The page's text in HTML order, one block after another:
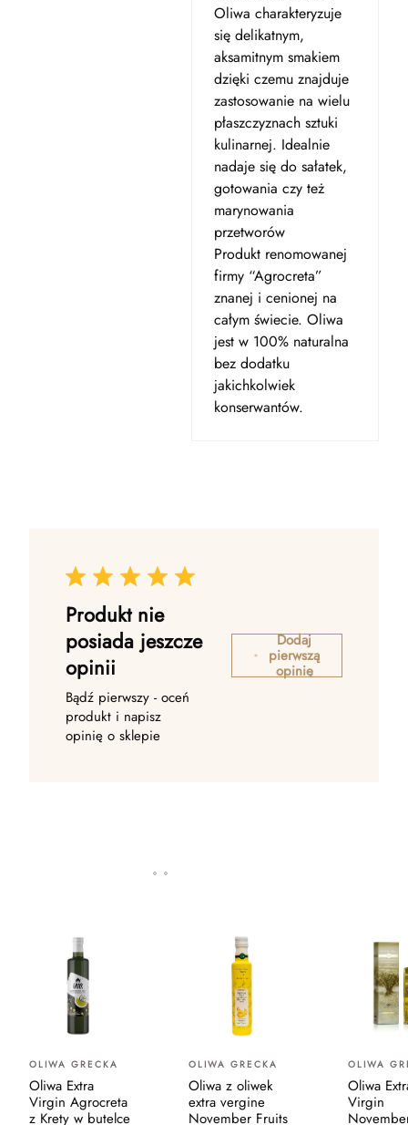
Oliwa charakteryzuje
się delikatnym,
aksamitnym smakiem
dzięki czemu znajduje
zastosowanie na wielu
płaszczyznach sztuki
kulinarnej. Idealnie
nadaje się do sałatek,
gotowania czy też
marynowania
przetworów
Produkt renomowanej
firmy “Agrocreta”
znanej i cenionej na
całym świecie. Oliwa
jest w 100% naturalna
bez dodatku
jakichkolwiek
konserwantów.
Produkt nie
posiada jeszcze
opinii
Bądź pierwszy - oceń
produkt i napisz
opinię o sklepie
Dodaj
pierwszą
opinię
OLIWA GRECKA
Oliwa Extra
Virgin Agrocreta
z Krety w butelce
OLIWA GRECKA
Oliwa z oliwek
extra vergine
November Fruits
OLIWA
Oliwa
Virgin